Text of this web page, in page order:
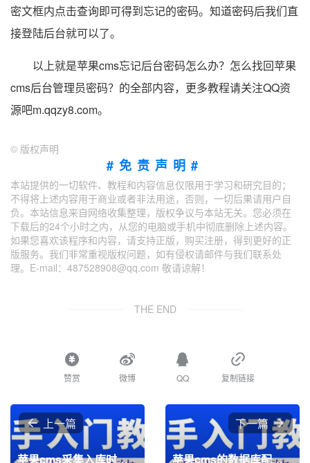
密文框内点击查询即可得到忘记的密码。知道密码后我们直
接登陆后台就可以了。
以上就是苹果cms忘记后台密码怎么办？怎么找回苹果
cms后台管理员密码？的全部内容，更多教程请关注QQ资
源吧m.qqzy8.com。
© 版权声明
#免责声明#
本站提供的一切软件、教程和内容信息仅限用于学习和研究目的；
不得将上述内容用于商业或者非法用途，否则，一切后果请用户自
负。本站信息来自网络收集整理，版权争议与本站无关。您必须在
下载后的24个小时之内，从您的电脑或手机中彻底删除上述内容。
如果您喜欢该程序和内容，请支持正版，购买注册，得到更好的正
版服务。我们非常重视版权问题，如有侵权请邮件与我们联系处
理。E-mail：487528908@qq.com 敬请谅解！
THE END
赞赏 微博 QQ 复制链接
上一篇
苹果cms采集入库时报错的解决方法
下一篇
苹果cms的数据库配置文件怎么修改